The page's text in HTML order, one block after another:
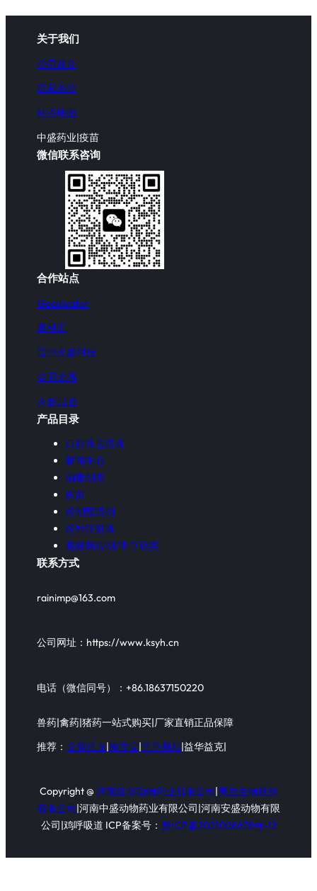
关于我们
公司简介
隐私条款
站点地图
中盛药业|疫苗
微信联系咨询
合作站点
Goodwafer
鑫科汇
贵州火影科技
全固金晶
火影晶圆
产品目录
口服液悬混液
新闻中心
消毒剂类
疫苗
粉剂预混剂
粉针注射液
高效颗粒剂/中草药类
联系方式
rainimp@163.com
公司网址：https://www.ksyh.cn
电话（微信同号）：+86.18637150220
兽药|禽药|猪药一站式购买|厂家直销正品保障
推荐： 金牌优克 梅立安 甘草颗粒 |益华益克|
Copyright @ 河南益华动物药业有限公司|美兰生物股份
有限公司|河南中盛动物药业有限公司|河南安盛动物有限
公司|鸡呼吸道 ICP备案号： 黔ICP备2021008678号-12